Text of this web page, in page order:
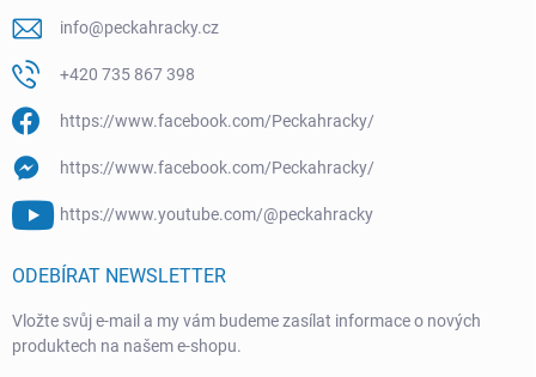
info@peckahracky.cz
+420 735 867 398
https://www.facebook.com/Peckahracky/
https://www.facebook.com/Peckahracky/
https://www.youtube.com/@peckahracky
ODEBÍRAT NEWSLETTER
Vložte svůj e-mail a my vám budeme zasílat informace o nových
produktech na našem e-shopu.